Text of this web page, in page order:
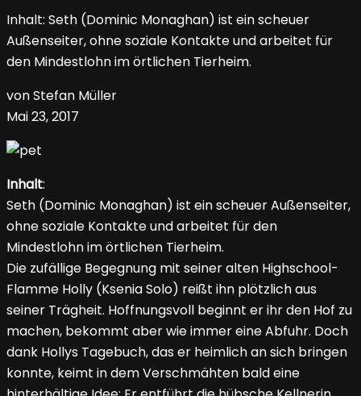
Inhalt: Seth (Dominic Monaghan) ist ein scheuer
Außenseiter, ohne soziale Kontakte und arbeitet für
den Mindestlohn im örtlichen Tierheim.
von Stefan Müller
Mai 23, 2017
Inhalt:
Seth (Dominic Monaghan) ist ein scheuer Außenseiter,
ohne soziale Kontakte und arbeitet für den
Mindestlohn im örtlichen Tierheim.
Die zufällige Begegnung mit seiner alten Highschool-
Flamme Holly (Ksenia Solo) reißt ihn plötzlich aus
seiner Trägheit. Hoffnungsvoll beginnt er ihr den Hof zu
machen, bekommt aber wie immer eine Abfuhr. Doch
dank Hollys Tagebuch, das er heimlich an sich bringen
konnte, keimt in dem Verschmähten bald eine